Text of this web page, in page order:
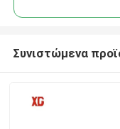
Συνιστώμενα